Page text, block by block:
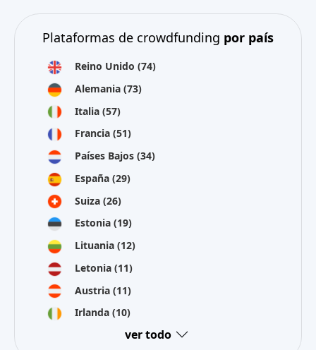
Plataformas de crowdfunding por país
Reino Unido (74)
Alemania (73)
Italia (57)
Francia (51)
Países Bajos (34)
España (29)
Suiza (26)
Estonia (19)
Lituania (12)
Letonia (11)
Austria (11)
Irlanda (10)
ver todo